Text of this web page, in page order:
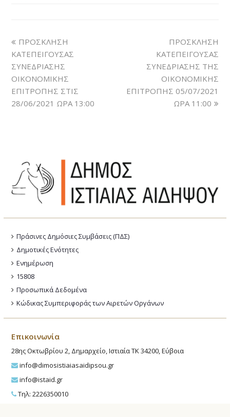
ΠΡΟΣΚΛΗΣΗ
ΚΑΤΕΠΕΙΓΟΥΣΑΣ
ΣΥΝΕΔΡΙΑΣΗΣ
ΟΙΚΟΝΟΜΙΚΗΣ
ΕΠΙΤΡΟΠΗΣ ΣΤΙΣ
28/06/2021 ΩΡΑ 13:00
ΠΡΟΣΚΛΗΣΗ
ΚΑΤΕΠΕΙΓΟΥΣΑΣ
ΣΥΝΕΔΡΙΑΣΗΣ ΤΗΣ
ΟΙΚΟΝΟΜΙΚΗΣ
ΕΠΙΤΡΟΠΗΣ 05/07/2021
ΩΡΑ 11:00
Πράσινες Δημόσιες Συμβάσεις (ΠΔΣ)
Δημοτικές Ενότητες
Ενημέρωση
15808
Προσωπικά Δεδομένα
Κώδικας Συμπεριφοράς των Αιρετών Οργάνων
Επικοινωνία
28ης Οκτωβρίου 2, Δημαρχείο, Ιστιαία ΤΚ 34200, Εύβοια
info@dimosistiaiasaidipsou.gr
info@istaid.gr
Τηλ: 2226350010